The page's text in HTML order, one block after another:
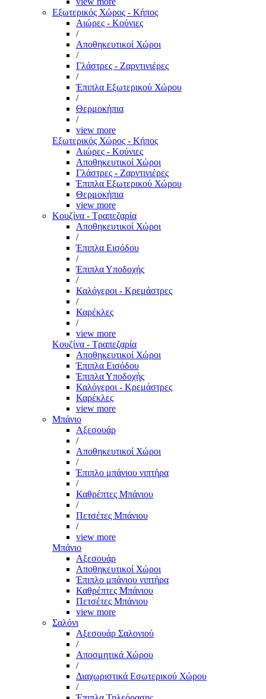
Εξωτερικός Χώρος - Κήπος
Αιώρες - Κούνιες
/
Αποθηκευτικοί Χώροι
/
Γλάστρες - Ζαρντινιέρες
/
Έπιπλα Εξωτερικού Χώρου
/
Θερμοκήπια
/
view more
Εξωτερικός Χώρος - Κήπος
Αιώρες - Κούνιες
Αποθηκευτικοί Χώροι
Γλάστρες - Ζαρντινιέρες
Έπιπλα Εξωτερικού Χώρου
Θερμοκήπια
view more
Κουζίνα - Τραπεζαρία
Αποθηκευτικοί Χώροι
/
Έπιπλα Εισόδου
/
Έπιπλα Υποδοχής
/
Καλόγεροι - Κρεμάστρες
/
Καρέκλες
/
view more
Κουζίνα - Τραπεζαρία
Αποθηκευτικοί Χώροι
Έπιπλα Εισόδου
Έπιπλα Υποδοχής
Καλόγεροι - Κρεμάστρες
Καρέκλες
view more
Μπάνιο
Αξεσουάρ
/
Αποθηκευτικοί Χώροι
/
Έπιπλο μπάνιου νιπτήρα
/
Καθρέπτες Μπάνιου
/
Πετσέτες Μπάνιου
/
view more
Μπάνιο
Αξεσουάρ
Αποθηκευτικοί Χώροι
Έπιπλο μπάνιου νιπτήρα
Καθρέπτες Μπάνιου
Πετσέτες Μπάνιου
view more
Σαλόνι
Αξεσουάρ Σαλονιού
/
Αποσμητικά Χώρου
/
Διαχωριστικά Εσωτερικού Χώρου
/